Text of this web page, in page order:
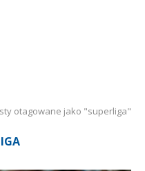
otagowane jako "superliga"